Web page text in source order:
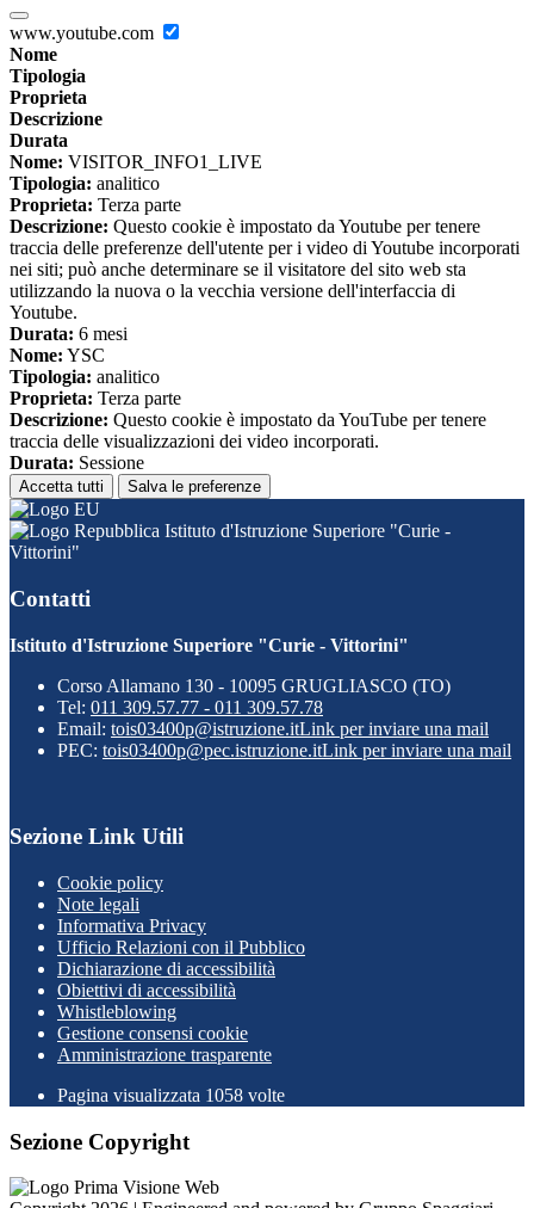
www.youtube.com
Nome
Tipologia
Proprieta
Descrizione
Durata
Nome: VISITOR_INFO1_LIVE
Tipologia: analitico
Proprieta: Terza parte
Descrizione: Questo cookie è impostato da Youtube per tenere
traccia delle preferenze dell'utente per i video di Youtube incorporati
nei siti; può anche determinare se il visitatore del sito web sta
utilizzando la nuova o la vecchia versione dell'interfaccia di
Youtube.
Durata: 6 mesi
Nome: YSC
Tipologia: analitico
Proprieta: Terza parte
Descrizione: Questo cookie è impostato da YouTube per tenere
traccia delle visualizzazioni dei video incorporati.
Durata: Sessione
Accetta tutti Salva le preferenze
Istituto d'Istruzione Superiore "Curie -
Vittorini"
Contatti
Istituto d'Istruzione Superiore "Curie - Vittorini"
Corso Allamano 130 - 10095 GRUGLIASCO (TO)
Tel: 011 309.57.77 - 011 309.57.78
Email: tois03400p@istruzione.itLink per inviare una mail
PEC: tois03400p@pec.istruzione.itLink per inviare una mail
Sezione Link Utili
Cookie policy
Note legali
Informativa Privacy
Ufficio Relazioni con il Pubblico
Dichiarazione di accessibilità
Obiettivi di accessibilità
Whistleblowing
Gestione consensi cookie
Amministrazione trasparente
Pagina visualizzata 1058 volte
Sezione Copyright